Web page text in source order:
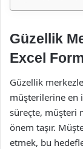
Güzellik
Excel
Güzellik
müşterilerine en
süreçte, müşteri
önem taşır.
etmek, bu